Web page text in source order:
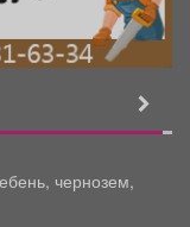
чернозем,